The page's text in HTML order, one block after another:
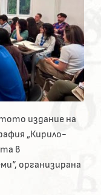
издание на
„Кирило-
в
организирана